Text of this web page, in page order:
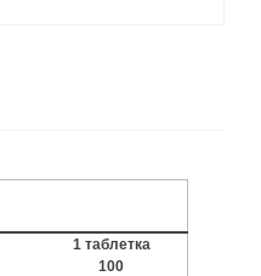
1 таблетка
100